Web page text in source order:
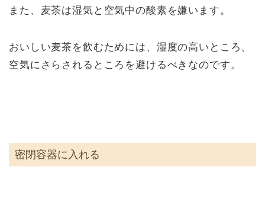
また、麦茶は湿気と空気中の酸素を嫌います。
おいしい麦茶を飲むためには、湿度の高いところ、
空気にさらされるところを避けるべきなのです。
密閉容器に入れる